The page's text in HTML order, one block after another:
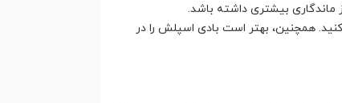
بیشتری داشته باشد.
همچنین، بهتر است بادی اسپلش را در